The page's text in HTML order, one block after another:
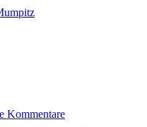
KommentareThief